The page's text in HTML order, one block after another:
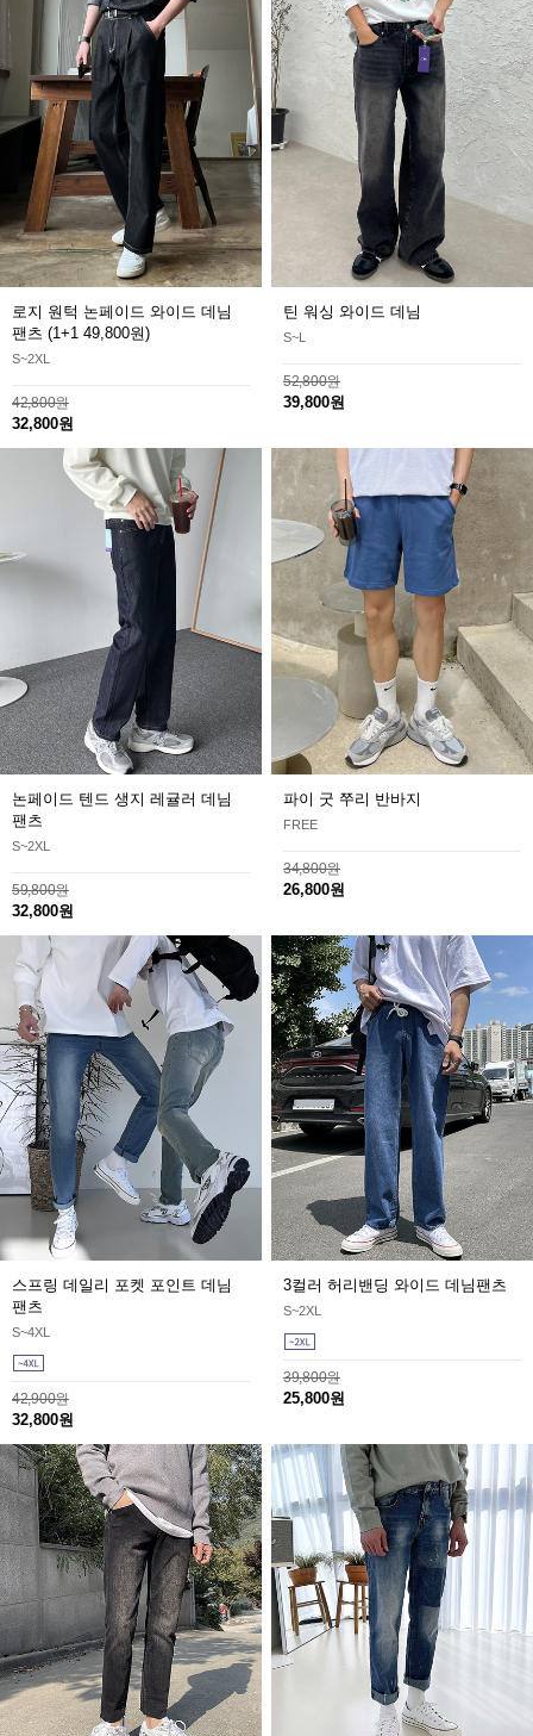
로지 원턱 논페이드 와이드 데님
팬츠 (1+1 49,800원)
S~2XL
42,800원
32,800원
틴 워싱 와이드 데님
S~L
52,800원
39,800원
논페이드 텐드 생지 레귤러 데님
팬츠
S~2XL
59,800원
32,800원
파이 굿 쭈리 반바지
FREE
34,800원
26,800원
스프링 데일리 포켓 포인트 데님
팬츠
S~4XL
42,900원
32,800원
3컬러 허리밴딩 와이드 데님팬츠
S~2XL
39,800원
25,800원